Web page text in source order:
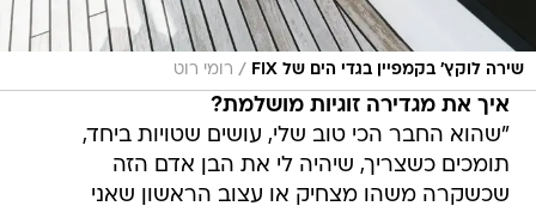
שירה לוקץ' בקמפיין בגדי הים של FIX / רומי רוט
איך את מגדירה זוגיות מושלמת?
"שהוא החבר הכי טוב שלי, עושים שטויות ביחד,
תומכים כשצריך, שיהיה לי את הבן אדם הזה
שכשקרה משהו מצחיק או עצוב הראשון שאני